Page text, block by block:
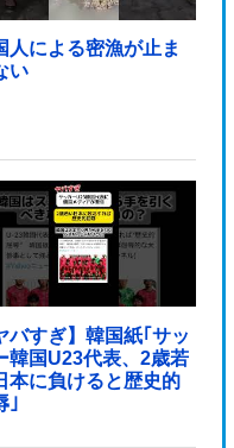
人による密漁が止ま
い
バすぎ】韓国紙｢サッ
韓国U23代表、2歳若
本に負けると歴史的
｣